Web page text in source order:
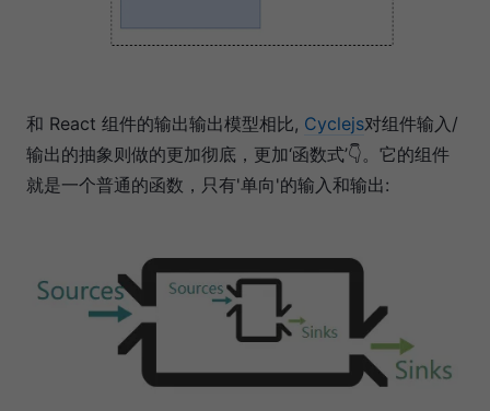
和 React 组件的输出输出模型相比, Cyclejs对组件输入/
输出的抽象则做的更加彻底，更加‘函数式’👇。它的组件
就是一个普通的函数，只有'单向'的输入和输出: